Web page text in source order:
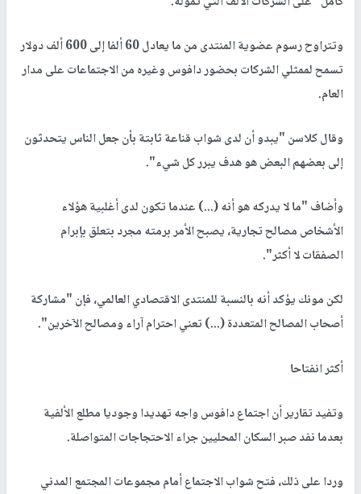
وتتراوح رسوم عضوية المنتدى من ما يعادل 60 ألفا إلى 600 ألف دولار
تسمح لممثلي الشركات بحضور دافوس وغيره من الاجتماعات على مدار
العام.
وقال كلاسن "يبدو أن لدى شواب قناعة ثابتة بأن جعل الناس يتحدثون
إلى بعضهم البعض هو هدف يبرر كل شيء".
وأضاف "ما لا يدركه هو أنه (...) عندما تكون لدى أغلبية هؤلاء
الأشخاص مصالح تجارية، يصبح الأمر برمته مجرد بتعلق بإبرام
الصفقات لا أكثر".
لكن مونك يؤكد أنه بالنسبة للمنتدى الاقتصادي العالمي، فإن "مشاركة
أصحاب المصالح المتعددة (...) تعني احترام آراء ومصالح الآخرين".
أكثر انفتاحا
وتفيد تقارير أن اجتماع دافوس واجه تهديدا وجوديا مطلع الألفية
بعدما نفد صبر السكان المحليين جراء الاحتجاجات المتواصلة.
وردا على ذلك، فتح شواب الاجتماع أمام مجموعات المجتمع المدني